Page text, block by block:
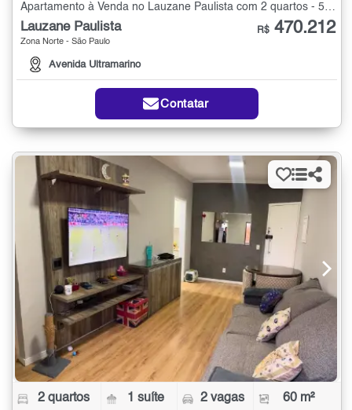
Apartamento à Venda no Lauzane Paulista com 2 quartos - 58 m²
Lauzane Paulista
Zona Norte - São Paulo
Avenida Ultramarino
R$ 470.212
Contatar
2 quartos 1 suíte 2 vagas 60 m²